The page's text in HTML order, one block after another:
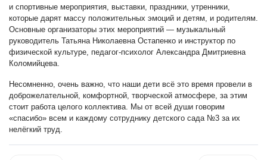
и спортивные мероприятия, выставки, праздники, утренники,
которые дарят массу положительных эмоций и детям, и родителям.
Основные организаторы этих мероприятий — музыкальный
руководитель Татьяна Николаевна Остапенко и инструктор по
физической культуре, педагог-психолог Александра Дмитриевна
Коломийцева.
Несомненно, очень важно, что наши дети всё это время провели в
доброжелательной, комфортной, творческой атмосфере, за этим
стоит работа целого коллектива. Мы от всей души говорим
«спасибо» всем и каждому сотруднику детского сада №3 за их
нелёгкий труд.